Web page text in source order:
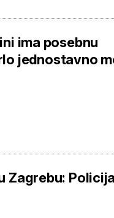
ima posebnu
jednostavno
Zagrebu: